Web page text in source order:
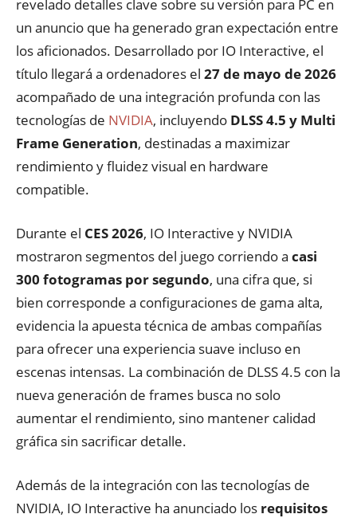
revelado detalles clave sobre su versión para PC en
un anuncio que ha generado gran expectación entre
los aficionados. Desarrollado por IO Interactive, el
título llegará a ordenadores el 27 de mayo de 2026
acompañado de una integración profunda con las
tecnologías de NVIDIA, incluyendo DLSS 4.5 y Multi
Frame Generation, destinadas a maximizar
rendimiento y fluidez visual en hardware
compatible.
Durante el CES 2026, IO Interactive y NVIDIA
mostraron segmentos del juego corriendo a casi
300 fotogramas por segundo, una cifra que, si
bien corresponde a configuraciones de gama alta,
evidencia la apuesta técnica de ambas compañías
para ofrecer una experiencia suave incluso en
escenas intensas. La combinación de DLSS 4.5 con la
nueva generación de frames busca no solo
aumentar el rendimiento, sino mantener calidad
gráfica sin sacrificar detalle.
Además de la integración con las tecnologías de
NVIDIA, IO Interactive ha anunciado los requisitos